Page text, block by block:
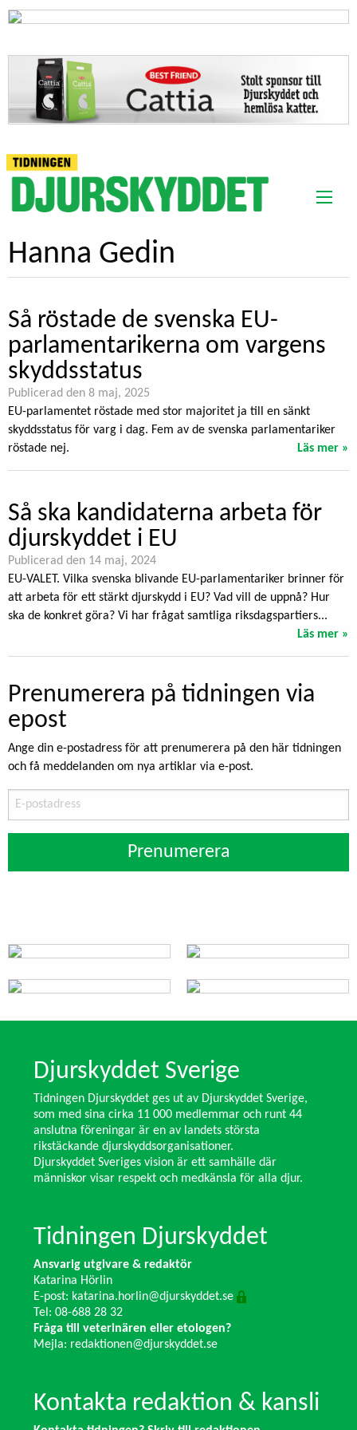
Hanna Gedin
Så röstade de svenska EU-
parlamentarikerna om vargens
skyddsstatus
Publicerad den 8 maj, 2025
EU-parlamentet röstade med stor majoritet ja till en sänkt
skyddsstatus för varg i dag. Fem av de svenska parlamentariker
röstade nej.
Läs mer »
Så ska kandidaterna arbeta för
djurskyddet i EU
Publicerad den 14 maj, 2024
EU-VALET. Vilka svenska blivande EU-parlamentariker brinner för
att arbeta för ett stärkt djurskydd i EU? Vad vill de uppnå? Hur
ska de konkret göra? Vi har frågat samtliga riksdagspartiers...
Läs mer »
Prenumerera på tidningen via
epost
Ange din e-postadress för att prenumerera på den här tidningen
och få meddelanden om nya artiklar via e-post.
postadress
Prenumerera
Djurskyddet Sverige
Tidningen Djurskyddet ges ut av Djurskyddet Sverige,
som med sina cirka 11 000 medlemmar och runt 44
anslutna föreningar är en av landets största
rikstäckande djurskyddsorganisationer.
Djurskyddet Sveriges vision är ett samhälle där
människor visar respekt och medkänsla för alla djur.
Tidningen Djurskyddet
Ansvarig utgivare & redaktör
Katarina Hörlin
E-post: katarina.horlin@djurskyddet.se
Tel: 08-688 28 32
Fråga till veterinären eller etologen?
Mejla: redaktionen@djurskyddet.se
Kontakta redaktion & kansli